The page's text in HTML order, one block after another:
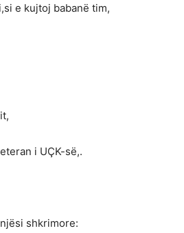
e kujtoj babanë tim,
i UÇK-së,.
shkrimore: